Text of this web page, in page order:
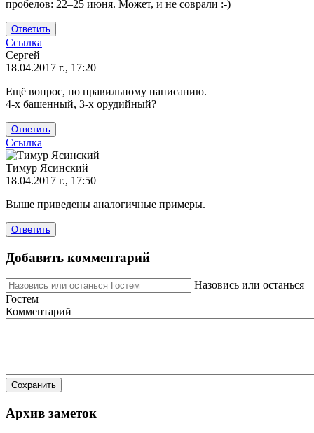
Подскажите
правильно:22
от
Сергей
пробелов: 22–25 июня. Может, и не соврали :-)
Ответить
Ссылка
Сергей
18.04.2017 г., 17:20
Ещё вопрос, по правильному написанию.
4-х башенный, 3-х орудийный?
Ответить
Ссылка
Тимур Ясинский
18.04.2017 г., 17:50
Ответ
Ещё
по
правильному
от
Сергей
Выше приведены аналогичные примеры.
Ответить
Добавить комментарий
Назовись или останься
Гостем
Комментарий
Сохранить
Архив заметок